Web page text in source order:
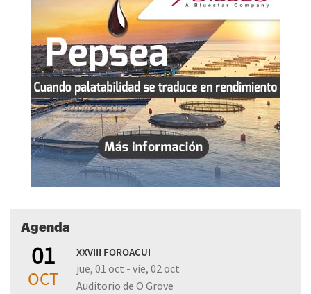
Agenda
01
OCT
XXVIII FOROACUI
jue, 01 oct - vie, 02 oct
Auditorio de O Grove